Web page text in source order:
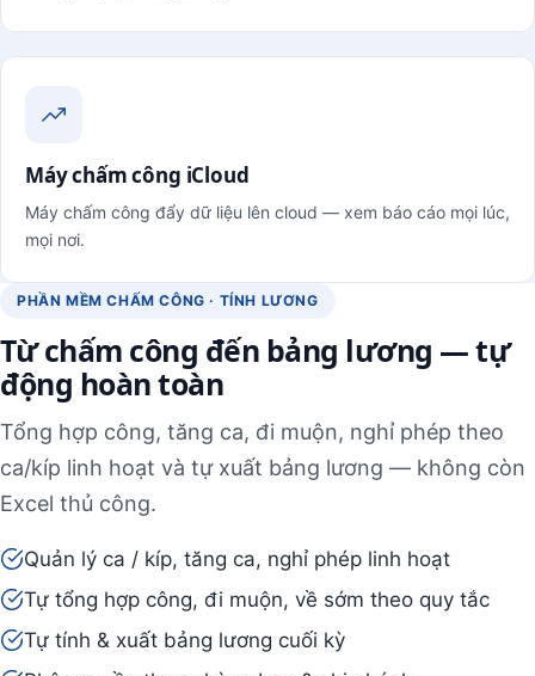
Máy chấm công iCloud
Máy chấm công đẩy dữ liệu lên cloud — xem báo cáo mọi lúc,
mọi nơi.
PHẦN MỀM CHẤM CÔNG · TÍNH LƯƠNG
Từ chấm công đến bảng lương — tự
động hoàn toàn
Tổng hợp công, tăng ca, đi muộn, nghỉ phép theo
ca/kíp linh hoạt và tự xuất bảng lương — không còn
Excel thủ công.
Quản lý ca / kíp, tăng ca, nghỉ phép linh hoạt
Tự tổng hợp công, đi muộn, về sớm theo quy tắc
Tự tính & xuất bảng lương cuối kỳ